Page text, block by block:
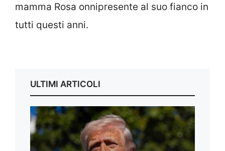
mamma Rosa onnipresente al suo fianco in
tutti questi anni.
ULTIMI ARTICOLI